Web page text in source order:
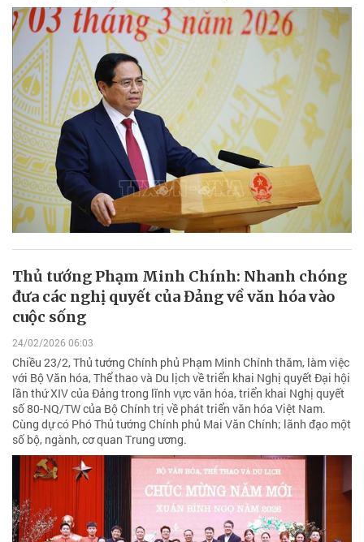
Thủ tướng Phạm Minh Chính: Nhanh chóng
đưa các nghị quyết của Đảng về văn hóa vào
cuộc sống
24/02/2026 06:03
Chiều 23/2, Thủ tướng Chính phủ Phạm Minh Chính thăm, làm việc
với Bộ Văn hóa, Thể thao và Du lịch về triển khai Nghị quyết Đại hội
lần thứ XIV của Đảng trong lĩnh vực văn hóa, triển khai Nghị quyết
số 80-NQ/TW của Bộ Chính trị về phát triển văn hóa Việt Nam.
Cùng dự có Phó Thủ tướng Chính phủ Mai Văn Chính; lãnh đạo một
số bộ, ngành, cơ quan Trung ương.